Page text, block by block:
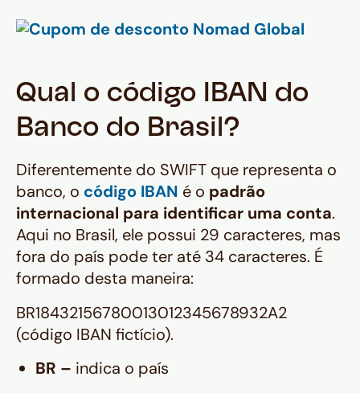
Qual o código IBAN do
Banco do Brasil?
Diferentemente do SWIFT que representa o
banco, o código IBAN é o padrão
internacional para identificar uma conta.
Aqui no Brasil, ele possui 29 caracteres, mas
fora do país pode ter até 34 caracteres. É
formado desta maneira:
BR18432156780013012345678932A2
(código IBAN fictício).
BR – indica o país